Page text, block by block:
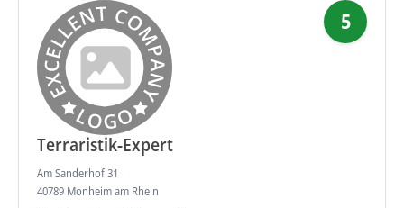
Terraristik-Expert
Am Sanderhof 31
40789 Monheim am Rhein
5